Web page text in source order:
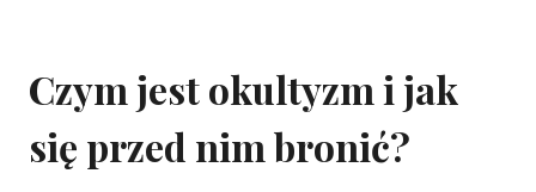
Czym jest okultyzm i jak
się przed nim bronić?